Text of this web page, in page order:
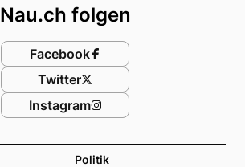
Politik
Nau.ch folgen
Facebook
Twitter
Instagram